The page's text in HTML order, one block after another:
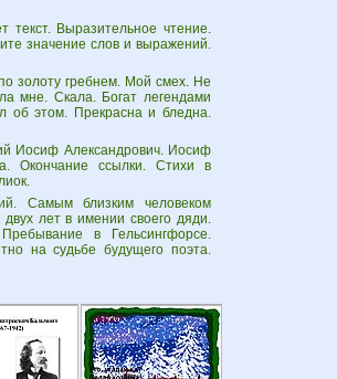
Выразительное чтение.
значение слов и выражений.
золоту гребнем. Мой смех. Не
мне. Скала. Богат легендами
об этом. Прекрасна и бледна.
Иосиф Александрович. Иосиф
Окончание ссылки. Стихи в
Самым близким человеком
лет в имении своего дяди.
в Гельсингфорсе.
на судьбе будущего поэта.